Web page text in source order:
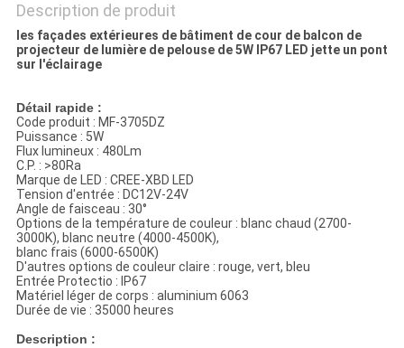
Description de produit
les façades extérieures de bâtiment de cour de balcon de
projecteur de lumière de pelouse de 5W IP67 LED jette un pont
sur l'éclairage
Détail rapide :
Code produit : MF-3705DZ
Puissance : 5W
Flux lumineux : 480Lm
C.P. : >80Ra
Marque de LED : CREE-XBD LED
Tension d'entrée : DC12V-24V
Angle de faisceau : 30°
Options de la température de couleur : blanc chaud (2700-
3000K), blanc neutre (4000-4500K),
blanc frais (6000-6500K)
D'autres options de couleur claire : rouge, vert, bleu
Entrée Protectio : IP67
Matériel léger de corps : aluminium 6063
Durée de vie : 35000 heures
Description :